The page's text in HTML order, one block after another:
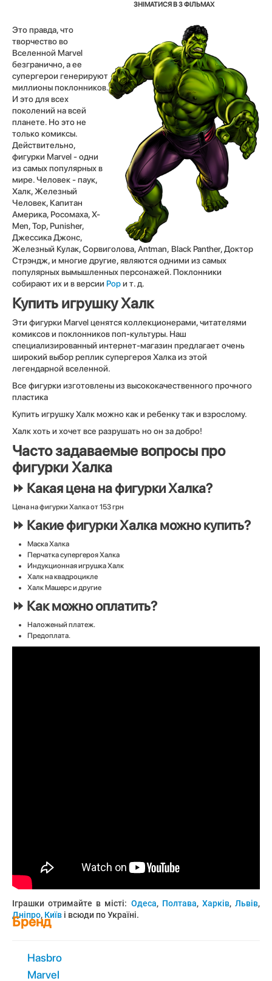
ЗНІМАТИСЯ В 3 ФІЛЬМАХ
Это правда, что
творчество во
Вселенной Marvel
безгранично, а ее
супергерои генерируют
миллионы поклонников.
И это для всех
поколений на всей
планете. Но это не
только комиксы.
Действительно,
фигурки Marvel - одни
из самых популярных в
мире. Человек - паук,
Халк, Железный
Человек, Капитан
Америка, Росомаха, X-
Men, Тор, Punisher,
Джессика Джонс,
Железный Кулак, Сорвиголова, Antman, Black Panther, Доктор
Стрэндж, и многие другие, являются одними из самых
популярных вымышленных персонажей. Поклонники
собирают их и в версии Popи т. д.
Купить игрушку Халк
Эти фигурки Marvel ценятся коллекционерами, читателями
комиксов и поклонников поп-культуры. Наш
специализированный интернет-магазин предлагает очень
широкий выбор реплик супергероя Халка из этой
легендарной вселенной.
Все фигурки изготовлены из высококачественного прочного
пластика
Купить игрушку Халк можно как и ребенку так и взрослому.
Халк хоть и хочет все разрушать но он за добро!
Часто задаваемые вопросы про
фигурки Халка
⏩ Какая цена на фигурки Халка?
Цена на фигурки Халка от 153 грн
⏩ Какие фигурки Халка можно купить?
Маска Халка
Перчатка супергероя Халка
Индукционная игрушка Халк
Халк на квадроцикле
Халк Машерс и другие
⏩ Как можно оплатить?
Наложеный платеж.
Предоплата.
Іграшки отримайте в місті: Одеса, Полтава, Харків,Львів,
Дніпро, Київ і всюди по Україні.
Бренд
Hasbro
Marvel